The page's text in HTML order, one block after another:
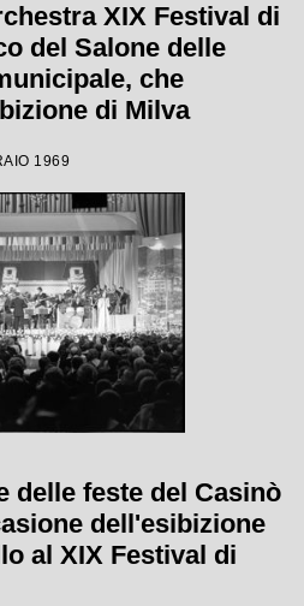
XIX Festival di
del Salone delle
che
di Milva
1969
delle feste del Casinò
dell'esibizione
al XIX Festival di